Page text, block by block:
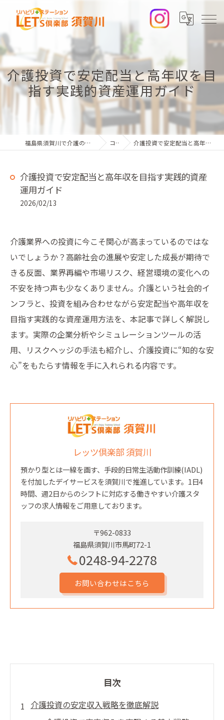
介護投資で安定配当と高年収を目
指す実践的資産運用ガイド
福島県須賀川で介護の求人ならレッツ倶楽部 須賀川 コラム 介護投資で安定配当と高年収を目指す実践的資産運用ガイド
介護投資で安定配当と高年収を目指す実践的資産
運用ガイド
2026/02/13
介護業界への投資に今こそ関心が高まっているのではな
いでしょうか？高齢社会の進展や安定した成長が期待で
きる反面、業界再編や市場リスク、経営環境の変化への
不安を持つ声も少なくありません。介護という社会的イ
ンフラと、投資を組み合わせながら安定配当や高年収を
目指す実践的な資産運用方法を、本記事で詳しく解説し
ます。実際の企業分析やシミュレーションツールの活
用、リスクヘッジの手法も紹介し、介護投資に“知的な安
心”をもたらす情報を手に入れられる内容です。
レッツ倶楽部 須賀川
預かり型とは一線を画す、手段的日常生活動作訓練(IADL)
を付加したデイサービスを須賀川で推進しています。1日4
時間、週2日からのシフトに対応する働きやすい介護スタ
ッフの求人情報をご用意しております。
〒962-0833
福島県須賀川市馬町72-1
0248-94-2278
お問い合わせはこちら
目次
介護投資の安定収入戦略を徹底解説